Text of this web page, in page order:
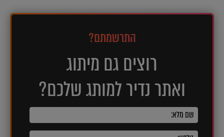
התרשמתם?
רוצים גם מיתוג
ואתר נדיר למותג שלכם?